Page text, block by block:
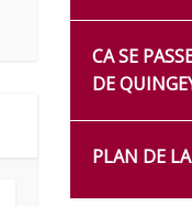
CA SE
DE
PLAN DE